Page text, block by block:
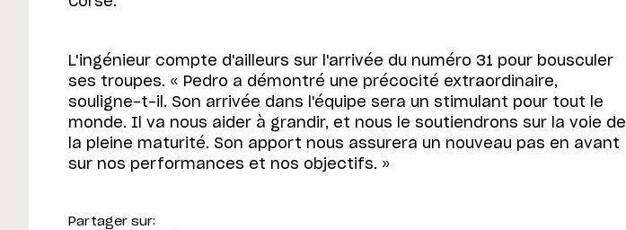
L'ingénieur compte d'ailleurs sur l'arrivée du numéro 31 pour bousculer
ses troupes. « Pedro a démontré une précocité extraordinaire,
souligne-t-il. Son arrivée dans l'équipe sera un stimulant pour tout le
monde. Il va nous aider à grandir, et nous le soutiendrons sur la voie de
la pleine maturité. Son apport nous assurera un nouveau pas en avant
sur nos performances et nos objectifs. »
Partager sur: